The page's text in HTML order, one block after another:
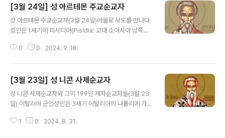
[3월 24일] 성 아르테몬 주교순교자
성 아르테몬 주교순교자(3월 24일)바울로 사도를 만나다
성인은 1세기에 피시디아(Pisidia: 고대 소아시아 남쪽의
리디아, 프리지아, 팜필리아 등과 경계를 이루었다.)에 있는
복음을 전하게 되었을 때, 성인은 자신이 가지고 있던 모든
특권과 지위를 다 내버리고 온 마음으로 사도에게 다가가
제자가 되었다. 바울로 사도는 배를 타고 키프로스로 떠나
곳 사람들에게 복음을 전하며 많은 고난을 견디어냈다. 그
0 0 2024. 9. 18.
[3월 23일] 성 니콘 사제순교자
성 니콘 사제순교자와 그의 199인 제자순교자들(3월 23
일) 이탈리아 군인성인은 3세기 이탈리아의 나폴리에 가까
모로 태어났다. 장성하여 군에 들어간 성인은 어느 날 위험
1 0 2024. 8. 31.